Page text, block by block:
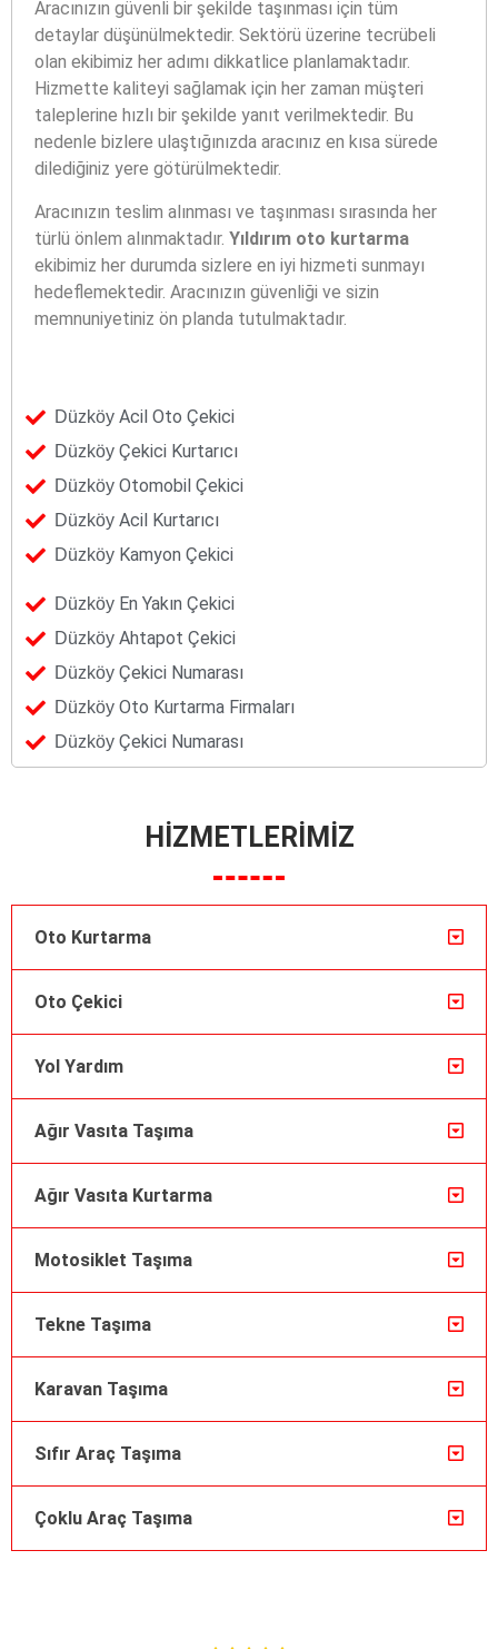
Aracınızın güvenli bir şekilde taşınması için tüm
detaylar düşünülmektedir. Sektörü üzerine tecrübeli
olan ekibimiz her adımı dikkatlice planlamaktadır.
Hizmette kaliteyi sağlamak için her zaman müşteri
taleplerine hızlı bir şekilde yanıt verilmektedir. Bu
nedenle bizlere ulaştığınızda aracınız en kısa sürede
dilediğiniz yere götürülmektedir.
Aracınızın teslim alınması ve taşınması sırasında her
türlü önlem alınmaktadır. Yıldırım oto kurtarma
ekibimiz her durumda sizlere en iyi hizmeti sunmayı
hedeflemektedir. Aracınızın güvenliği ve sizin
memnuniyetiniz ön planda tutulmaktadır.
Düzköy Acil Oto Çekici
Düzköy Çekici Kurtarıcı
Düzköy Otomobil Çekici
Düzköy Acil Kurtarıcı
Düzköy Kamyon Çekici
Düzköy En Yakın Çekici
Düzköy Ahtapot Çekici
Düzköy Çekici Numarası
Düzköy Oto Kurtarma Firmaları
Düzköy Çekici Numarası
HİZMETLERİMİZ
Oto Kurtarma
Oto Çekici
Yol Yardım
Ağır Vasıta Taşıma
Ağır Vasıta Kurtarma
Motosiklet Taşıma
Tekne Taşıma
Karavan Taşıma
Sıfır Araç Taşıma
Çoklu Araç Taşıma